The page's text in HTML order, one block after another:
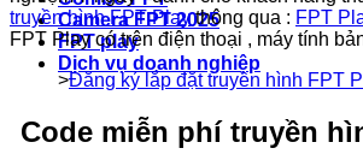
Camera FPT 2025
FPT play
Dịch vụ doanh nghiệp
truyền hình FPT Playthông qua : FPT
FPT Play có trên điện thoại , máy tính
>Đăng ký lắp đặt truyền hình FPT
Code miễn phí truyền